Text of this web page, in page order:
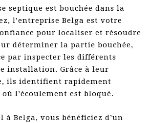
septique est bouchée dans la
l’entreprise Belga est votre
pour localiser et résoudre
déterminer la partie bouchée,
par inspecter les différents
installation. Grâce à leur
ils identifient rapidement
l’écoulement est bloqué.
à Belga, vous bénéficiez d’un